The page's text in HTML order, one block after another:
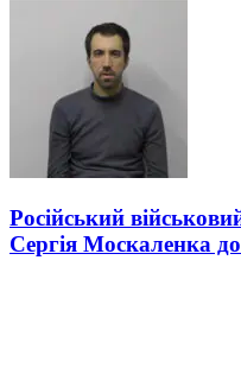
Російський
Сергія Москаленка